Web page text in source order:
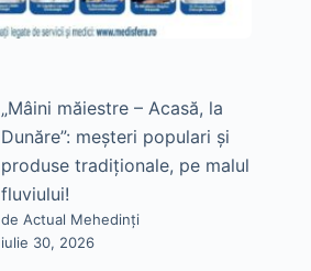
„Mâini măiestre – Acasă, la
Dunăre”: meșteri populari și
produse tradiționale, pe malul
fluviului!
de Actual Mehedinți
iulie 30, 2026